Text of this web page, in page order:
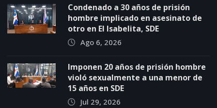
Condenado a 30 años de prisión
hombre implicado en asesinato de
otro en El Isabelita, SDE
Ago 6, 2026
Imponen 20 años de prisión hombre
violó sexualmente a una menor de
15 años en SDE
Jul 29, 2026